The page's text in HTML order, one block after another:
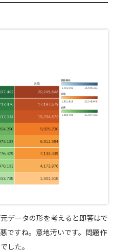
データの形を考えると即答はで
ですね。意地汚いです。問題作
した。